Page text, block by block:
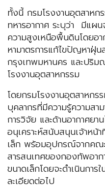
ทั้งนี้ กรมโรงงานอุตสาห
ทหารอากาศ ระบุว่า มีแผ
ความสูงเหนือพื้นดินโดยอา
หามาตรการแก้ไขปัญหาฝุ่น
กรุงเทพมหานคร และปริ
โรงงานอุตสาหกรรม
โดยกรมโรงงานอุตสาหกร
บุคลากรที่มีความรู้ความสา
การวิจัย และด้านอากาศย
อนุเคราะห์สนับสนุนเจ้าหน้
เล็ก พร้อมอุปกรณ์จากคณ
สารสนเทศของกองทัพอา
ขนาดเล็กโดยจะดำเนินกา
ละเอียดต่อไป